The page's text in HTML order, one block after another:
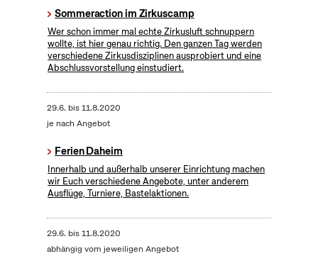
Sommeraction im Zirkuscamp
Wer schon immer mal echte Zirkusluft schnuppern
wollte, ist hier genau richtig. Den ganzen Tag werden
verschiedene Zirkusdisziplinen ausprobiert und eine
Abschlussvorstellung einstudiert.
29.6. bis11.8.2020
je nach Angebot
Ferien Daheim
Innerhalb und außerhalb unserer Einrichtung machen
wir Euch verschiedene Angebote, unter anderem
Ausflüge, Turniere, Bastelaktionen.
29.6. bis11.8.2020
abhängig vom jeweiligen Angebot